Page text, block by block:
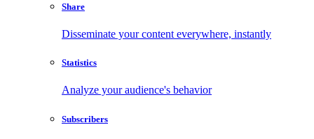
Share
Disseminate your content everywhere, instantly
Statistics
Analyze your audience's behavior
Subscribers